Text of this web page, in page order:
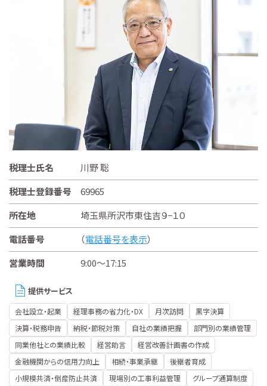
税理士氏名
川野 聡
税理士登録番号
69965
所在地
埼玉県所沢市東住吉９−１０
電話番号
（電話番号を表示）
営業時間
9:00～17:15
提供サービス
会社設立・起業 経理事務の省力化・DX 月次訪問
黒字決算
決算・税務申告
納税・節税対策 自社の業績把握
部門別の業績管理
同業他社との業績比較
経営助言
経営改善計画書の作成
金融機関からの信用力向上
相続・事業承継
後継者育成
小規模共済・倒産防止共済
現場別の工事利益管理
グループ通算制度